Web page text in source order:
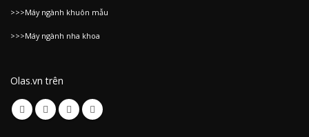
>>>Máy ngành khuôn mẫu
>>>Máy ngành nha khoa
Olas.vn trên